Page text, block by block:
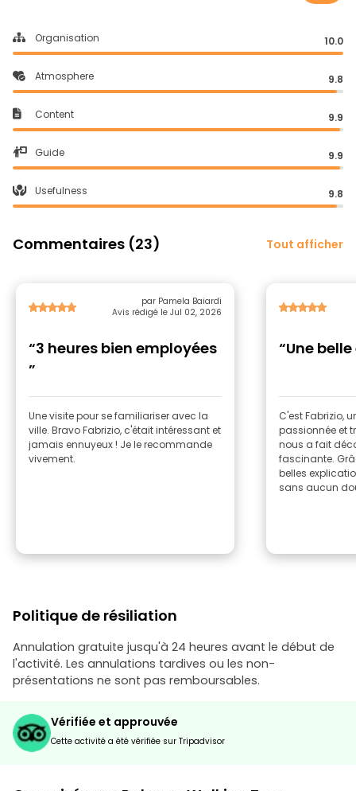
Organisation 10.0
Atmosphere 9.8
Content 9.9
Guide 9.9
Usefulness 9.8
Commentaires (23) Tout afficher
par Pamela Baiardi
Avis rédigé le Jul 02, 2026
“3 heures bien employées
”
Une visite pour se familiariser avec la
ville. Bravo Fabrizio, c'était intéressant et
jamais ennuyeux ! Je le recommande
vivement.
“Une
C'est Fabrizio,
passionnée et
nous a fait
fascinante.
belles
sans aucun
Politique de résiliation
Annulation gratuite jusqu'à 24 heures avant le début de
l'activité. Les annulations tardives ou les non-
présentations ne sont pas remboursables.
Vérifiée et approuvée
Cette activité a été vérifiée sur Tripadvisor